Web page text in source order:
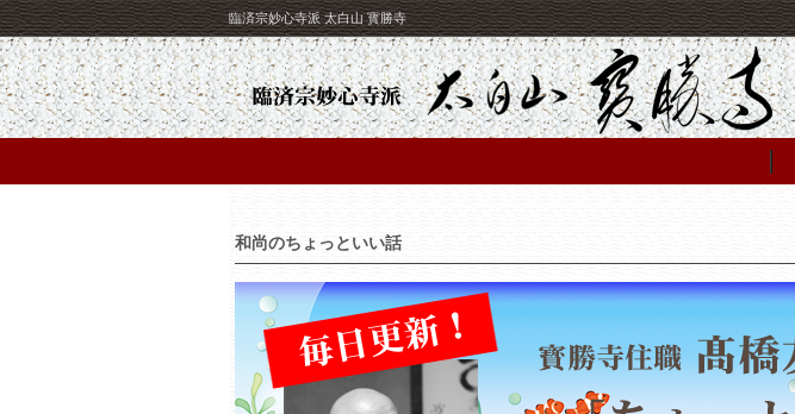
臨済宗妙心寺派 太白山 寳勝寺
和尚のちょっといい話